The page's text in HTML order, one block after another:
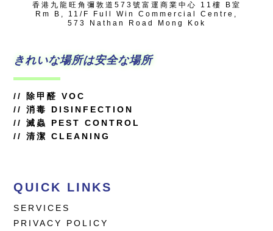
香港九龍旺角彌敦道573號富運商業中心 11樓 B室
Rm B, 11/F Full Win Commercial Centre,
573 Nathan Road Mong Kok
きれいな場所は安全な場所
//
除甲醛 VOC
//
消毒 DISINFECTION
// 滅蟲 PEST CONTROL
// 清潔 CLEANING
QUICK LINKS
SERVICES
PRIVACY POLICY